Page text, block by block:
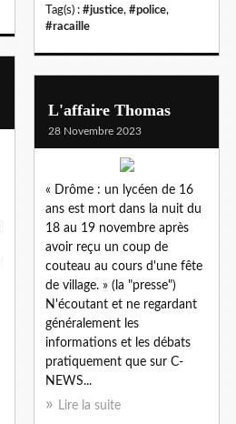
Tag(s) : #justice, #police,
#racaille
L'affaire Thomas
28 Novembre 2023
« Drôme : un lycéen de 16
ans est mort dans la nuit du
18 au 19 novembre après
avoir reçu un coup de
couteau au cours d'une fête
de village. » (la "presse")
N'écoutant et ne regardant
généralement les
informations et les débats
pratiquement que sur C-
NEWS...
Lire la suite